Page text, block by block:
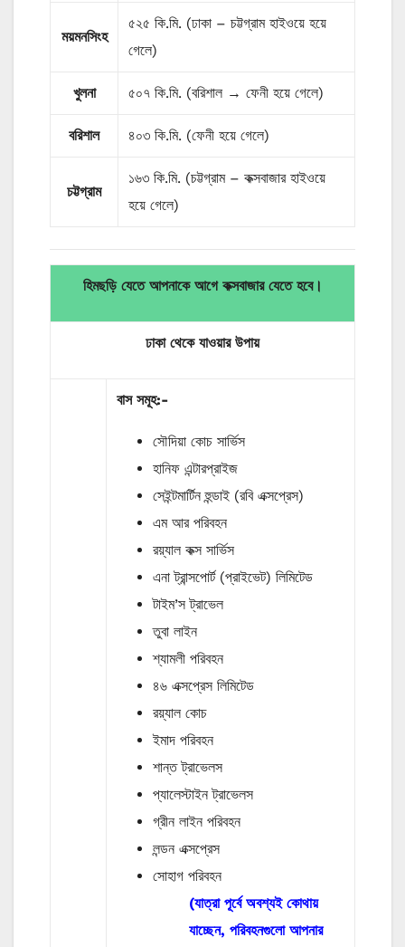
ময়মনসিংহ
৫২৫ কি.মি. (ঢাকা – চট্টগ্রাম হাইওয়ে হয়ে
গেলে)
খুলনা ৫০৭ কি.মি. (বরিশাল → ফেনী হয়ে গেলে)
বরিশাল ৪০৩ কি.মি. (ফেনী হয়ে গেলে)
চট্টগ্রাম
১৬৩ কি.মি. (চট্টগ্রাম – কক্সবাজার হাইওয়ে
হয়ে গেলে)
হিমছড়ি যেতে আপনাকে আগে কক্সবাজার যেতে হবে।
ঢাকা থেকে যাওয়ার উপায়
বাস সমূহ:-
সৌদিয়া কোচ সার্ভিস
হানিফ এন্টারপ্রাইজ
সেইন্টমার্টিন হুন্ডাই (রবি এক্সপ্রেস)
এম আর পরিবহন
রয়্যাল কক্স সার্ভিস
এনা ট্রান্সপোর্ট (প্রাইভেট) লিমিটেড
টাইম’স ট্রাভেল
তুবা লাইন
শ্যামলী পরিবহন
৪৬ এক্সপ্রেস লিমিটেড
রয়্যাল কোচ
ইমাদ পরিবহন
শান্ত ট্রাভেলস
প্যালেস্টাইন ট্রাভেলস
গ্রীন লাইন পরিবহন
লন্ডন এক্সপ্রেস
সোহাগ পরিবহন
(যাত্রা পূর্বে অবশ্যই কোথায়
যাচ্ছেন, পরিবহনগুলো আপনার